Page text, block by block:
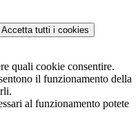
Accetta tutti i cookies
quali cookie consentire.
il funzionamento della
al funzionamento potete